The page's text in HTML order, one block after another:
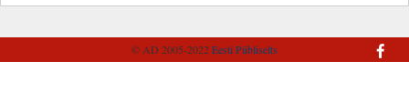
© AD 2005-2022Eesti Piibliselts